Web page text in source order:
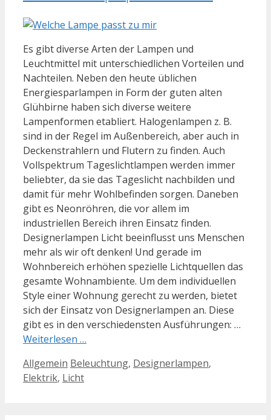
Es gibt diverse Arten der Lampen und
Leuchtmittel mit unterschiedlichen Vorteilen und
Nachteilen. Neben den heute üblichen
Energiesparlampen in Form der guten alten
Glühbirne haben sich diverse weitere
Lampenformen etabliert. Halogenlampen z. B.
sind in der Regel im Außenbereich, aber auch in
Deckenstrahlern und Flutern zu finden. Auch
Vollspektrum Tageslichtlampen werden immer
beliebter, da sie das Tageslicht nachbilden und
damit für mehr Wohlbefinden sorgen. Daneben
gibt es Neonröhren, die vor allem im
industriellen Bereich ihren Einsatz finden.
Designerlampen Licht beeinflusst uns Menschen
mehr als wir oft denken! Und gerade im
Wohnbereich erhöhen spezielle Lichtquellen das
gesamte Wohnambiente. Um dem individuellen
Style einer Wohnung gerecht zu werden, bietet
sich der Einsatz von Designerlampen an. Diese
gibt es in den verschiedensten Ausführungen: …
Weiterlesen …
Kategorien
Allgemein Schlagwörter
Beleuchtung, Designerlampen,
Elektrik, Licht